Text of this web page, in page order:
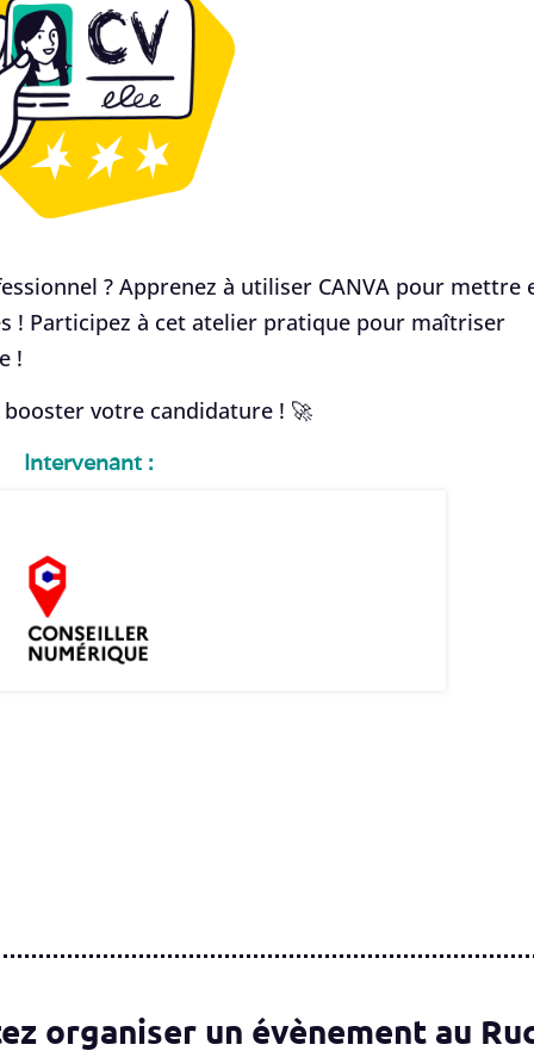
? Apprenez à utiliser CANVA pour mettre
! Participez à cet atelier pratique pour maîtriser
!
votre candidature ! 🚀
Intervenant :
organiser un évènement au